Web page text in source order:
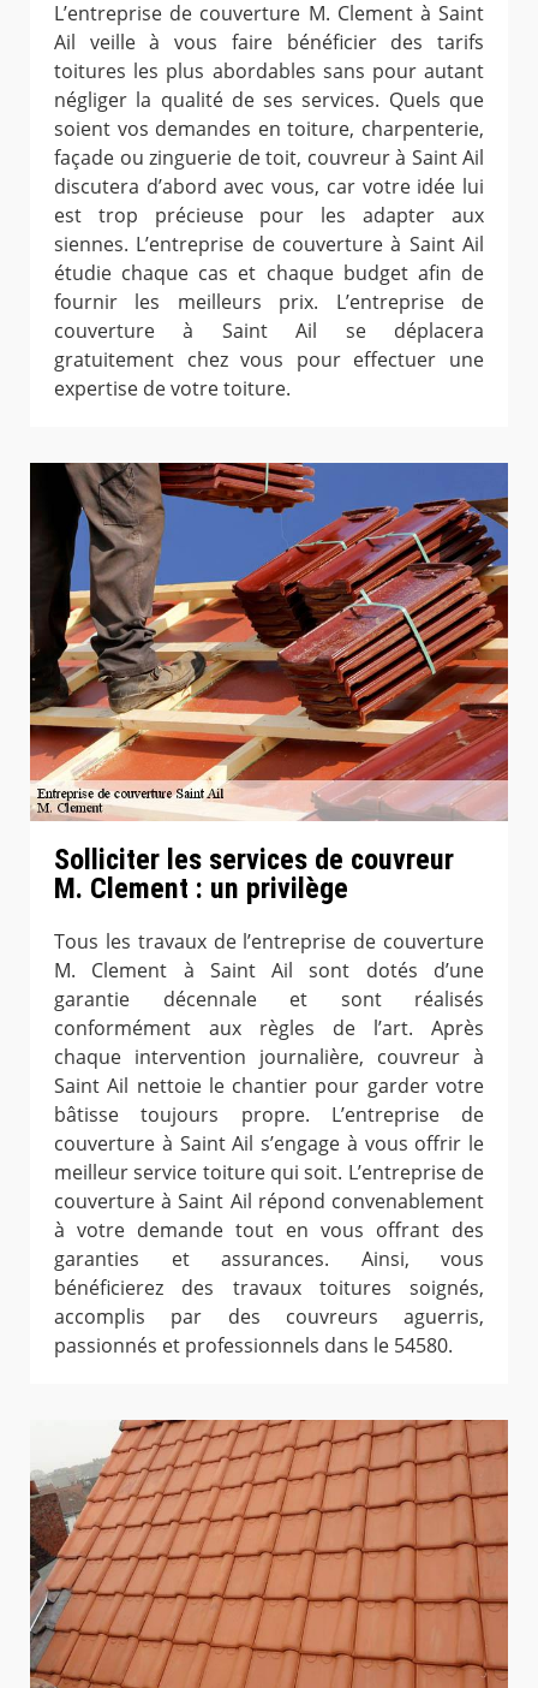
L’entreprise de couverture M. Clement à Saint
Ail veille à vous faire bénéficier des tarifs
toitures les plus abordables sans pour autant
négliger la qualité de ses services. Quels que
soient vos demandes en toiture, charpenterie,
façade ou zinguerie de toit, couvreur à Saint Ail
discutera d’abord avec vous, car votre idée lui
est trop précieuse pour les adapter aux
siennes. L’entreprise de couverture à Saint Ail
étudie chaque cas et chaque budget afin de
fournir les meilleurs prix. L’entreprise de
couverture à Saint Ail se déplacera
gratuitement chez vous pour effectuer une
expertise de votre toiture.
Solliciter les services de couvreur
M. Clement : un privilège
Tous les travaux de l’entreprise de couverture
M. Clement à Saint Ail sont dotés d’une
garantie décennale et sont réalisés
conformément aux règles de l’art. Après
chaque intervention journalière, couvreur à
Saint Ail nettoie le chantier pour garder votre
bâtisse toujours propre. L’entreprise de
couverture à Saint Ail s’engage à vous offrir le
meilleur service toiture qui soit. L’entreprise de
couverture à Saint Ail répond convenablement
à votre demande tout en vous offrant des
garanties et assurances. Ainsi, vous
bénéficierez des travaux toitures soignés,
accomplis par des couvreurs aguerris,
passionnés et professionnels dans le 54580.